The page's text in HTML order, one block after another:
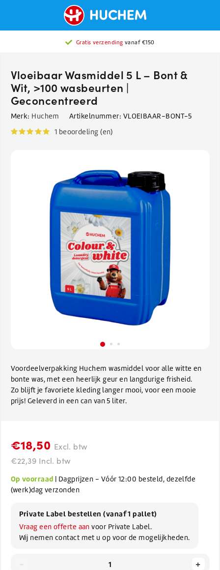
Gratis verzending vanaf €150
Vloeibaar Wasmiddel 5 L – Bont &
Wit, >100 wasbeurten |
Geconcentreerd
Merk: Huchem Artikelnummer: VLOEIBAAR-BONT-5
1 beoordeling (en)
Voordeelverpakking Huchem wasmiddel voor alle witte en
bonte was, met een heerlijk geur en langdurige frisheid.
Zo blijft je favoriete kleding langer mooi, voor een mooie
prijs! Geleverd in een can van 5 liter.
€18,50 Excl. btw
€22,39 Incl. btw
Op voorraad | Dagprijzen - Vóór 12:00 besteld, dezelfde
(werk)dag verzonden
Private Label bestellen (vanaf 1 pallet)
Vraag een offerte aan voor Private Label.
Wij nemen contact met u op voor de mogelijkheden.
+